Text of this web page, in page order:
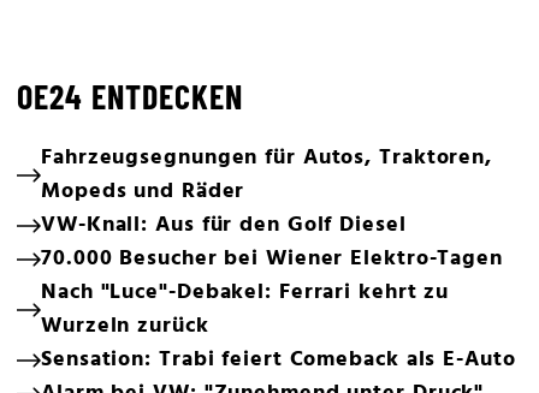
OE24 ENTDECKEN
Fahrzeugsegnungen für Autos, Traktoren,
Mopeds und Räder
VW-Knall: Aus für den Golf Diesel
70.000 Besucher bei Wiener Elektro-Tagen
Nach "Luce"-Debakel: Ferrari kehrt zu
Wurzeln zurück
Sensation: Trabi feiert Comeback als E-Auto